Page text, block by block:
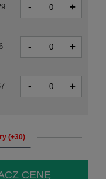
- +
- +
- +
(+30)
CENĘ